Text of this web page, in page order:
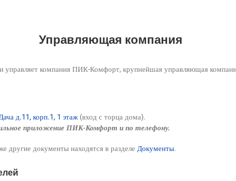
Управляющая компания
компания ПИК-Комфорт, крупнейшая управляющая
д.11, корп.1, 1 этаж(вход с торца дома).
приложение ПИК-Комфорт и по телефону.
другие документы находятся в разделе Документы.